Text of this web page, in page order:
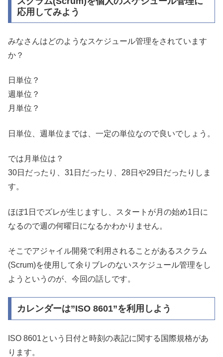
応用してみよう
みなさんはどのようなスケジュール管理をされています
か？
日単位？
週単位？
月単位？
日単位、週単位までは、一定の単位なので良いでしょう。
では月単位は？
30日だったり、31日だったり、28日や29日だったりしま
す。
ほぼ1日でズレが生じますし、スタートが月の始め1日に
なるので週の何曜日になるかわかりません。
そこでアジャイル開発で利用されることがあるスクラム
(Scrum)を使用して余りブレのないスケジュール管理をし
ようというのが、今回の話しです。
カレンダーは”ISO 8601”を利用しよう
ISO 8601という日付と時刻の表記に関する国際規格があ
ります。